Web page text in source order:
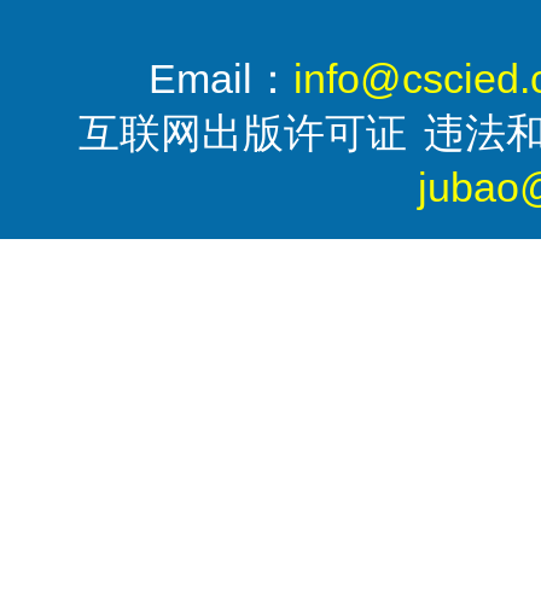
Email：
互联网出版许可证 违法